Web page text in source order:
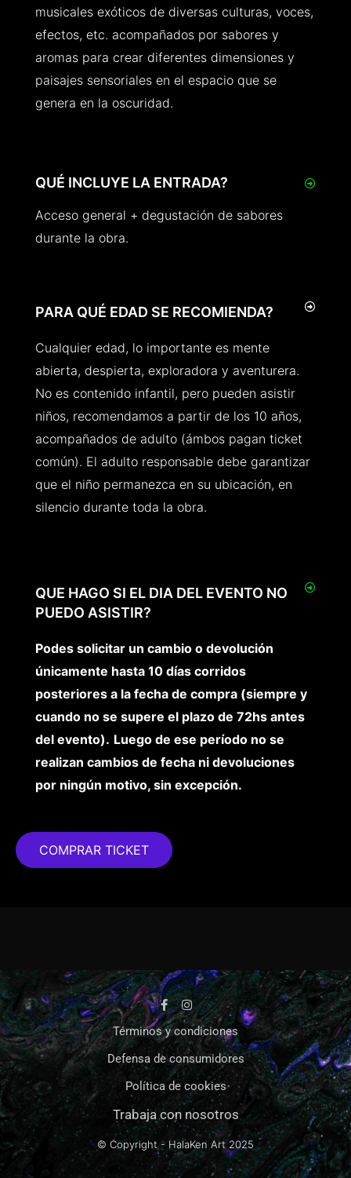
musicales exóticos de diversas culturas, voces,
efectos, etc. acompañados por sabores y
aromas para crear diferentes dimensiones y
paisajes sensoriales en el espacio que se
genera en la oscuridad.
QUÉ INCLUYE LA ENTRADA?
Acceso general + degustación de sabores
durante la obra.
PARA QUÉ EDAD SE RECOMIENDA?
Cualquier edad, lo importante es mente
abierta, despierta, exploradora y aventurera.
No es contenido infantil, pero pueden asistir
niños, recomendamos a partir de los 10 años,
acompañados de adulto (ámbos pagan ticket
común). El adulto responsable debe garantizar
que el niño permanezca en su ubicación, en
silencio durante toda la obra.
QUE HAGO SI EL DIA DEL EVENTO NO
PUEDO ASISTIR?
Podes solicitar un cambio o devolución
únicamente hasta 10 días corridos
posteriores a la fecha de compra (siempre y
cuando no se supere el plazo de 72hs antes
del evento). Luego de ese período no se
realizan cambios de fecha ni devoluciones
por ningún motivo, sin excepción.
COMPRAR TICKET
Términos y condiciones
Defensa de consumidores
Política de cookies
Trabaja con nosotros
© Copyright - HalaKen Art2025